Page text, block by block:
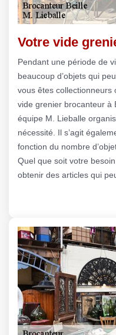
Votre vide
Pendant une période de
beaucoup d’objets qui
vous êtes collectionneurs
vide grenier brocanteur à
équipe M. Lieballe
nécessité. Il s’agit
fonction du nombre
Quel que soit votre
obtenir des articles qui